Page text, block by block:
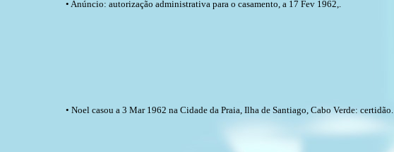
• Anúncio: autorização administrativa para o casamento, a 17 Fev 1962,.
• Noel casou a 3 Mar 1962 na Cidade da Praia, Ilha de Santiago, Cabo Verde: certidão.